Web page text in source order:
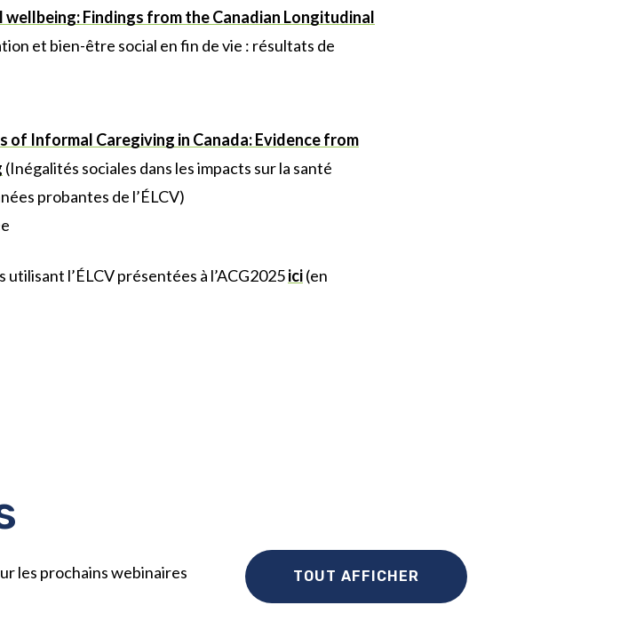
Findings from the Canadian Longitudinal
et bien-être social en fin de vie : résultats de
Informal Caregiving in Canada: Evidence from
(Inégalités sociales dans les impacts sur la santé
probantes de l’ÉLCV)
l’ÉLCV présentées à l’ACG2025ici(en
les prochains webinaires
TOUT AFFICHER